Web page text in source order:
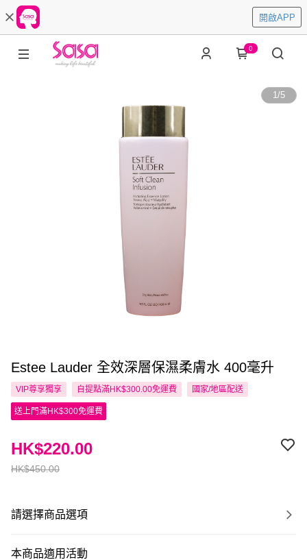
開啟APP
0
1/5
Estee Lauder 全效深層保濕柔膚水 400毫升
VIP尊享獨享 自提點滿HK$300.00免運費 國家/地區配送
送上門滿HK$300免運費
HK$450.00
HK$220.00
請選擇商品選項
本商品適用活動